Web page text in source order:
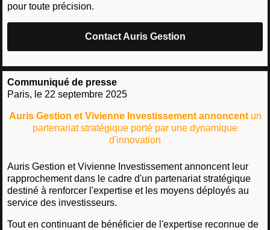
pour toute précision.
Contact Auris Gestion
Communiqué de presse
Paris, le 22 septembre 2025
Auris Gestion et Vivienne Investissement annoncent un
partenariat stratégique porté par une dynamique
d'innovation
Auris Gestion et Vivienne Investissement annoncent leur
rapprochement dans le cadre d'un partenariat stratégique
destiné à renforcer l'expertise et les moyens déployés au
service des investisseurs.
Tout en continuant de bénéficier de l'expertise reconnue de